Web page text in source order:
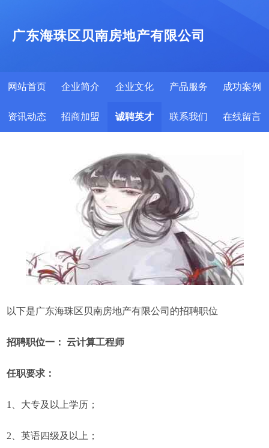
广东海珠区贝南房地产有限公司
网站首页 企业简介 企业文化 产品服务 成功案例
资讯动态 招商加盟 诚聘英才 联系我们 在线留言
以下是广东海珠区贝南房地产有限公司的招聘职位
招聘职位一： 云计算工程师
任职要求：
1、大专及以上学历；
2、英语四级及以上；